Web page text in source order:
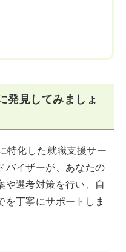
発見してみましょ
特化した就職支援サー
バイザーが、あなたの
や選考対策を行い、自
を丁寧にサポートしま